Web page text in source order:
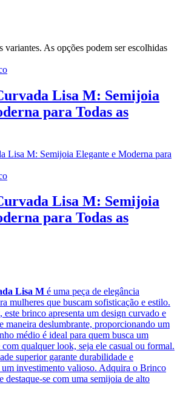
variantes. As opções podem ser escolhidas
Lisa M: Semijoia
para Todas as
Lisa M: Semijoia
para Todas as
Lisa M é uma peça de elegância
mulheres que buscam sofisticação e estilo.
brinco apresenta um design curvado e
maneira deslumbrante, proporcionando um
médio é ideal para quem busca um
qualquer look, seja ele casual ou formal.
superior garante durabilidade e
um investimento valioso. Adquira o Brinco
se com uma semijoia de alto